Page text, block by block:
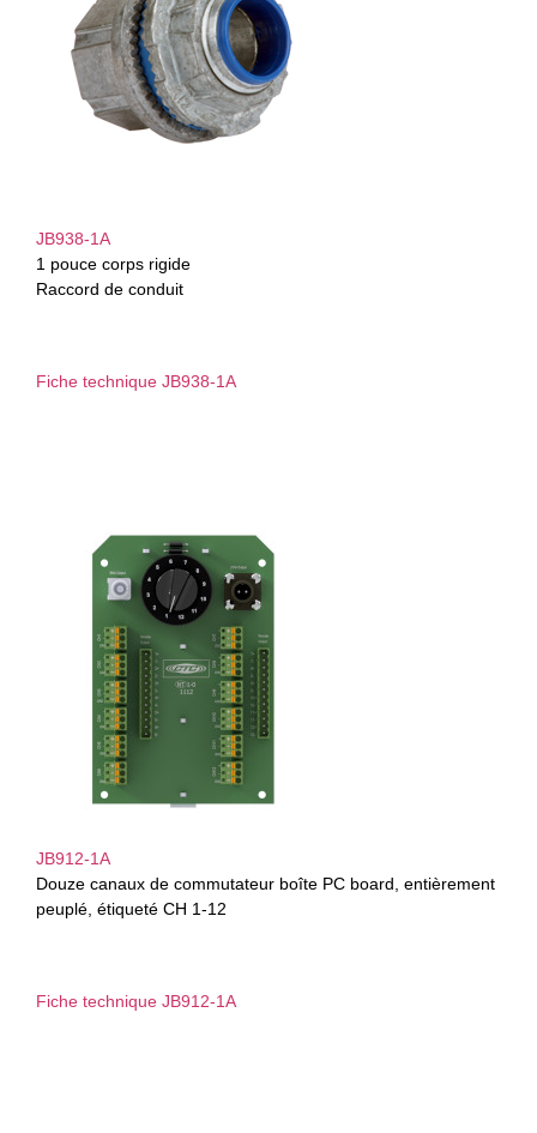
JB938-1A
1 pouce corps rigide
Raccord de conduit
Fiche technique JB938-1A
JB912-1A
Douze canaux de commutateur boîte PC board, entièrement
peuplé, étiqueté CH 1-12
Fiche technique JB912-1A